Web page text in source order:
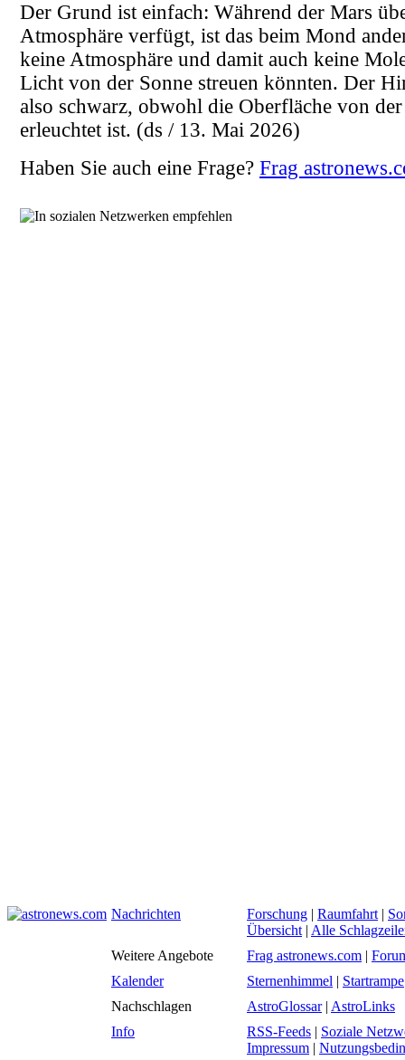
Der Grund ist einfach: Während der Mars
Atmosphäre verfügt, ist das beim Mond
keine Atmosphäre und damit auch keine
Licht von der Sonne streuen könnten. Der
also schwarz, obwohl die Oberfläche von
erleuchtet ist. (ds / 13. Mai 2026)
Haben Sie auch eine Frage? Frag
Nachrichten Forschung | Raumfahrt |
Übersicht | Alle
Weitere Angebote
Frag astronews.com |
Kalender
Sternenhimmel | Startrampe
Nachschlagen
AstroGlossar| AstroLinks
Info
RSS-Feeds | Soziale
Impressum |